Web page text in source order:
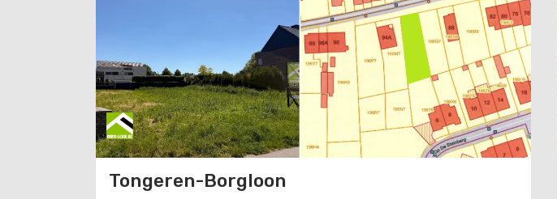
Tongeren-Borgloon